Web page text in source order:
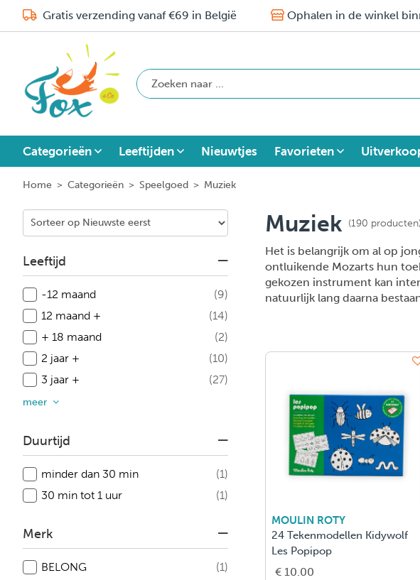
Gratis verzending vanaf €69 in België Ophalen in de winkel
Categorieën Leeftijden Nieuwtjes Favorieten
Home > Categorieën > Speelgoed > Muziek
Leeftijd
(9)
-12 maand
(14)
12 maand +
(2)
+ 18 maand
(10)
2 jaar +
(27)
3 jaar +
meer
Duurtijd
(1)
minder dan 30 min
(1)
30 min tot 1 uur
Merk
(1)
BELONG
Muziek (190 producten)
Het is belangrijk om al op
ontluikende Mozarts hun
gekozen instrument kan
natuurlijk lang daarna
MOULIN ROTY
24 Tekenmodellen Kidywolf
Les Popipop
€ 10.00